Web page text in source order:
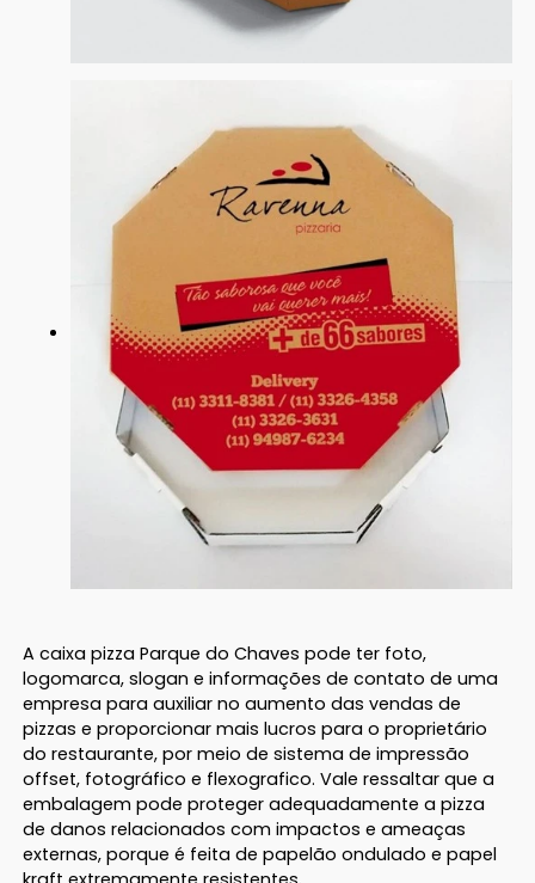
A caixa pizza Parque do Chaves pode ter foto,
logomarca, slogan e informações de contato de uma
empresa para auxiliar no aumento das vendas de
pizzas e proporcionar mais lucros para o proprietário
do restaurante, por meio de sistema de impressão
offset, fotográfico e flexografico. Vale ressaltar que a
embalagem pode proteger adequadamente a pizza
de danos relacionados com impactos e ameaças
externas, porque é feita de papelão ondulado e papel